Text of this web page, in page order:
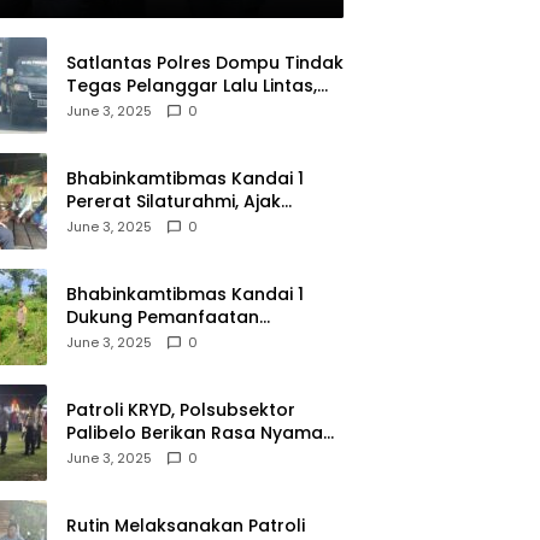
Satlantas Polres Dompu Tindak
Tegas Pelanggar Lalu Lintas,
Mobil Bodong, dan Kendaraan
June 3, 2025 0
Bhabinkamtibmas Kandai 1
Pererat Silaturahmi, Ajak
Warga Jaga Keamanan
June 3, 2025 0
Bhabinkamtibmas Kandai 1
Dukung Pemanfaatan
Pekarangan untuk Ketahanan
June 3, 2025 0
Patroli KRYD, Polsubsektor
Palibelo Berikan Rasa Nyaman
Bagi Masyarakat dan
June 3, 2025 0
Rutin Melaksanakan Patroli